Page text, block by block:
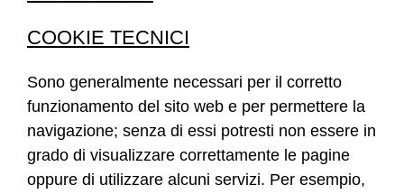
COOKIE TECNICI
Sono generalmente necessari per il corretto
funzionamento del sito web e per permettere la
navigazione; senza di essi potresti non essere in
grado di visualizzare correttamente le pagine
oppure di utilizzare alcuni servizi. Per esempio,